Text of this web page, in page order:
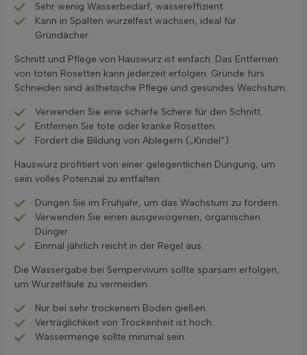
Sehr wenig Wasserbedarf, wassereffizient.
Kann in Spalten wurzelfest wachsen, ideal für
Gründächer.
Schnitt und Pflege von Hauswurz ist einfach. Das Entfernen
von toten Rosetten kann jederzeit erfolgen. Gründe fürs
Schneiden sind ästhetische Pflege und gesundes Wachstum.
Verwenden Sie eine scharfe Schere für den Schnitt.
Entfernen Sie tote oder kranke Rosetten.
Fördert die Bildung von Ablegern („Kindel“).
Hauswurz profitiert von einer gelegentlichen Düngung, um
sein volles Potenzial zu entfalten.
Düngen Sie im Frühjahr, um das Wachstum zu fördern.
Verwenden Sie einen ausgewogenen, organischen
Dünger.
Einmal jährlich reicht in der Regel aus.
Die Wassergabe bei Sempervivum sollte sparsam erfolgen,
um Wurzelfäule zu vermeiden.
Nur bei sehr trockenem Boden gießen.
Verträglichkeit von Trockenheit ist hoch.
Wassermenge sollte minimal sein.